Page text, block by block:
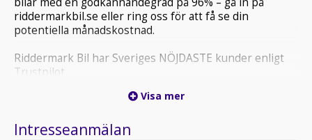
riddermarkbil.se eller ring oss för att få se din
potentiella månadskostnad.
Riddermark Bil har Sveriges NÖJDASTE kunder enligt
Trustpilot
hemleverans i hela Sverige!*
Välkommen till Riddermark Bil Sundsvall.
Visa mer
Intresseanmälan